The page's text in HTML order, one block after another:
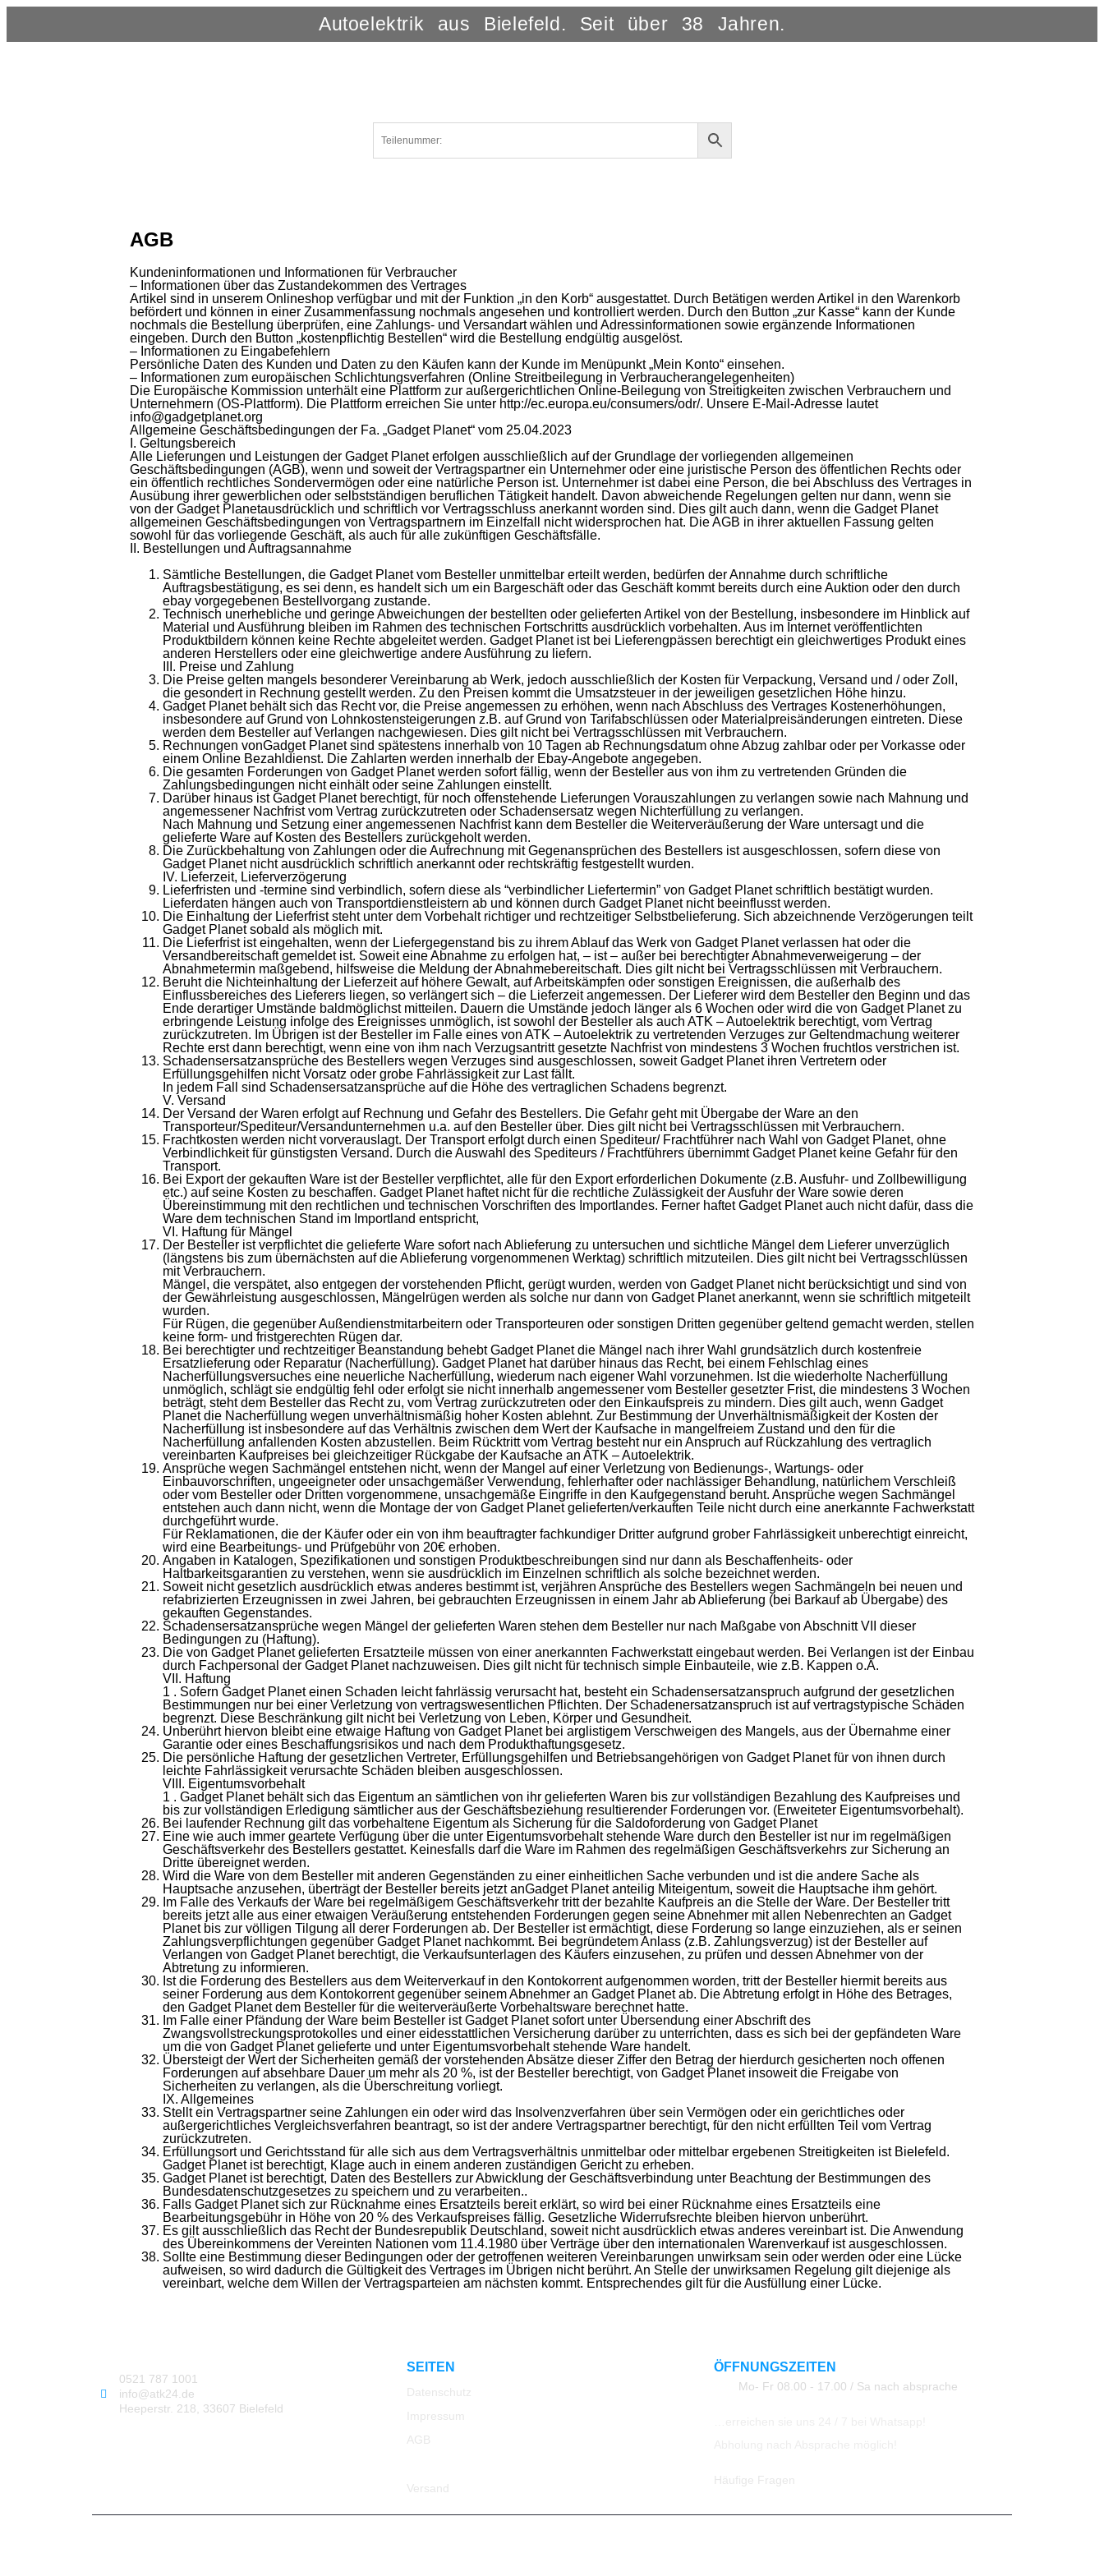
Autoelektrik aus Bielefeld. Seit über 38 Jahren.
AGB
Kundeninformationen und Informationen für Verbraucher
– Informationen über das Zustandekommen des Vertrages
Artikel sind in unserem Onlineshop verfügbar und mit der Funktion „in den Korb“ ausgestattet. Durch Betätigen werden Artikel in den Warenkorb
befördert und können in einer Zusammenfassung nochmals angesehen und kontrolliert werden. Durch den Button „zur Kasse“ kann der Kunde
nochmals die Bestellung überprüfen, eine Zahlungs- und Versandart wählen und Adressinformationen sowie ergänzende Informationen
eingeben. Durch den Button „kostenpflichtig Bestellen“ wird die Bestellung endgültig ausgelöst.
– Informationen zu Eingabefehlern
Persönliche Daten des Kunden und Daten zu den Käufen kann der Kunde im Menüpunkt „Mein Konto“ einsehen.
– Informationen zum europäischen Schlichtungsverfahren (Online Streitbeilegung in Verbraucherangelegenheiten)
Die Europäische Kommission unterhält eine Plattform zur außergerichtlichen Online-Beilegung von Streitigkeiten zwischen Verbrauchern und
Unternehmern (OS-Plattform). Die Plattform erreichen Sie unter http://ec.europa.eu/consumers/odr/. Unsere E-Mail-Adresse lautet
info@gadgetplanet.org
Allgemeine Geschäftsbedingungen der Fa. „Gadget Planet“ vom 25.04.2023
I. Geltungsbereich
Alle Lieferungen und Leistungen der Gadget Planet erfolgen ausschließlich auf der Grundlage der vorliegenden allgemeinen
Geschäftsbedingungen (AGB), wenn und soweit der Vertragspartner ein Unternehmer oder eine juristische Person des öffentlichen Rechts oder
ein öffentlich rechtliches Sondervermögen oder eine natürliche Person ist. Unternehmer ist dabei eine Person, die bei Abschluss des Vertrages in
Ausübung ihrer gewerblichen oder selbstständigen beruflichen Tätigkeit handelt. Davon abweichende Regelungen gelten nur dann, wenn sie
von der Gadget Planetausdrücklich und schriftlich vor Vertragsschluss anerkannt worden sind. Dies gilt auch dann, wenn die Gadget Planet
allgemeinen Geschäftsbedingungen von Vertragspartnern im Einzelfall nicht widersprochen hat. Die AGB in ihrer aktuellen Fassung gelten
sowohl für das vorliegende Geschäft, als auch für alle zukünftigen Geschäftsfälle.
II. Bestellungen und Auftragsannahme
Sämtliche Bestellungen, die Gadget Planet vom Besteller unmittelbar erteilt werden, bedürfen der Annahme durch schriftliche
Auftragsbestätigung, es sei denn, es handelt sich um ein Bargeschäft oder das Geschäft kommt bereits durch eine Auktion oder den durch
ebay vorgegebenen Bestellvorgang zustande.
Technisch unerhebliche und geringe Abweichungen der bestellten oder gelieferten Artikel von der Bestellung, insbesondere im Hinblick auf
Material und Ausführung bleiben im Rahmen des technischen Fortschritts ausdrücklich vorbehalten. Aus im Internet veröffentlichten
Produktbildern können keine Rechte abgeleitet werden. Gadget Planet ist bei Lieferengpässen berechtigt ein gleichwertiges Produkt eines
anderen Herstellers oder eine gleichwertige andere Ausführung zu liefern.
III. Preise und Zahlung
Die Preise gelten mangels besonderer Vereinbarung ab Werk, jedoch ausschließlich der Kosten für Verpackung, Versand und / oder Zoll,
die gesondert in Rechnung gestellt werden. Zu den Preisen kommt die Umsatzsteuer in der jeweiligen gesetzlichen Höhe hinzu.
Gadget Planet behält sich das Recht vor, die Preise angemessen zu erhöhen, wenn nach Abschluss des Vertrages Kostenerhöhungen,
insbesondere auf Grund von Lohnkostensteigerungen z.B. auf Grund von Tarifabschlüssen oder Materialpreisänderungen eintreten. Diese
werden dem Besteller auf Verlangen nachgewiesen. Dies gilt nicht bei Vertragsschlüssen mit Verbrauchern.
Rechnungen vonGadget Planet sind spätestens innerhalb von 10 Tagen ab Rechnungsdatum ohne Abzug zahlbar oder per Vorkasse oder
einem Online Bezahldienst. Die Zahlarten werden innerhalb der Ebay-Angebote angegeben.
Die gesamten Forderungen von Gadget Planet werden sofort fällig, wenn der Besteller aus von ihm zu vertretenden Gründen die
Zahlungsbedingungen nicht einhält oder seine Zahlungen einstellt.
Darüber hinaus ist Gadget Planet berechtigt, für noch offenstehende Lieferungen Vorauszahlungen zu verlangen sowie nach Mahnung und
angemessener Nachfrist vom Vertrag zurückzutreten oder Schadensersatz wegen Nichterfüllung zu verlangen.
Nach Mahnung und Setzung einer angemessenen Nachfrist kann dem Besteller die Weiterveräußerung der Ware untersagt und die
gelieferte Ware auf Kosten des Bestellers zurückgeholt werden.
Die Zurückbehaltung von Zahlungen oder die Aufrechnung mit Gegenansprüchen des Bestellers ist ausgeschlossen, sofern diese von
Gadget Planet nicht ausdrücklich schriftlich anerkannt oder rechtskräftig festgestellt wurden.
IV. Lieferzeit, Lieferverzögerung
Lieferfristen und -termine sind verbindlich, sofern diese als “verbindlicher Liefertermin” von Gadget Planet schriftlich bestätigt wurden.
Lieferdaten hängen auch von Transportdienstleistern ab und können durch Gadget Planet nicht beeinflusst werden.
Die Einhaltung der Lieferfrist steht unter dem Vorbehalt richtiger und rechtzeitiger Selbstbelieferung. Sich abzeichnende Verzögerungen teilt
Gadget Planet sobald als möglich mit.
Die Lieferfrist ist eingehalten, wenn der Liefergegenstand bis zu ihrem Ablauf das Werk von Gadget Planet verlassen hat oder die
Versandbereitschaft gemeldet ist. Soweit eine Abnahme zu erfolgen hat, – ist – außer bei berechtigter Abnahmeverweigerung – der
Abnahmetermin maßgebend, hilfsweise die Meldung der Abnahmebereitschaft. Dies gilt nicht bei Vertragsschlüssen mit Verbrauchern.
Beruht die Nichteinhaltung der Lieferzeit auf höhere Gewalt, auf Arbeitskämpfen oder sonstigen Ereignissen, die außerhalb des
Einflussbereiches des Lieferers liegen, so verlängert sich – die Lieferzeit angemessen. Der Lieferer wird dem Besteller den Beginn und das
Ende derartiger Umstände baldmöglichst mitteilen. Dauern die Umstände jedoch länger als 6 Wochen oder wird die von Gadget Planet zu
erbringende Leistung infolge des Ereignisses unmöglich, ist sowohl der Besteller als auch ATK – Autoelektrik berechtigt, vom Vertrag
zurückzutreten. Im Übrigen ist der Besteller im Falle eines von ATK – Autoelektrik zu vertretenden Verzuges zur Geltendmachung weiterer
Rechte erst dann berechtigt, wenn eine von ihm nach Verzugsantritt gesetzte Nachfrist von mindestens 3 Wochen fruchtlos verstrichen ist.
Schadensersatzansprüche des Bestellers wegen Verzuges sind ausgeschlossen, soweit Gadget Planet ihren Vertretern oder
Erfüllungsgehilfen nicht Vorsatz oder grobe Fahrlässigkeit zur Last fällt.
In jedem Fall sind Schadensersatzansprüche auf die Höhe des vertraglichen Schadens begrenzt.
V. Versand
Der Versand der Waren erfolgt auf Rechnung und Gefahr des Bestellers. Die Gefahr geht mit Übergabe der Ware an den
Transporteur/Spediteur/Versandunternehmen u.a. auf den Besteller über. Dies gilt nicht bei Vertragsschlüssen mit Verbrauchern.
Frachtkosten werden nicht vorverauslagt. Der Transport erfolgt durch einen Spediteur/ Frachtführer nach Wahl von Gadget Planet, ohne
Verbindlichkeit für günstigsten Versand. Durch die Auswahl des Spediteurs / Frachtführers übernimmt Gadget Planet keine Gefahr für den
Transport.
Bei Export der gekauften Ware ist der Besteller verpflichtet, alle für den Export erforderlichen Dokumente (z.B. Ausfuhr- und Zollbewilligung
etc.) auf seine Kosten zu beschaffen. Gadget Planet haftet nicht für die rechtliche Zulässigkeit der Ausfuhr der Ware sowie deren
Übereinstimmung mit den rechtlichen und technischen Vorschriften des Importlandes. Ferner haftet Gadget Planet auch nicht dafür, dass die
Ware dem technischen Stand im Importland entspricht,
VI. Haftung für Mängel
Der Besteller ist verpflichtet die gelieferte Ware sofort nach Ablieferung zu untersuchen und sichtliche Mängel dem Lieferer unverzüglich
(längstens bis zum übernächsten auf die Ablieferung vorgenommenen Werktag) schriftlich mitzuteilen. Dies gilt nicht bei Vertragsschlüssen
mit Verbrauchern.
Mängel, die verspätet, also entgegen der vorstehenden Pflicht, gerügt wurden, werden von Gadget Planet nicht berücksichtigt und sind von
der Gewährleistung ausgeschlossen, Mängelrügen werden als solche nur dann von Gadget Planet anerkannt, wenn sie schriftlich mitgeteilt
wurden.
Für Rügen, die gegenüber Außendienstmitarbeitern oder Transporteuren oder sonstigen Dritten gegenüber geltend gemacht werden, stellen
keine form- und fristgerechten Rügen dar.
Bei berechtigter und rechtzeitiger Beanstandung behebt Gadget Planet die Mängel nach ihrer Wahl grundsätzlich durch kostenfreie
Ersatzlieferung oder Reparatur (Nacherfüllung). Gadget Planet hat darüber hinaus das Recht, bei einem Fehlschlag eines
Nacherfüllungsversuches eine neuerliche Nacherfüllung, wiederum nach eigener Wahl vorzunehmen. Ist die wiederholte Nacherfüllung
unmöglich, schlägt sie endgültig fehl oder erfolgt sie nicht innerhalb angemessener vom Besteller gesetzter Frist, die mindestens 3 Wochen
beträgt, steht dem Besteller das Recht zu, vom Vertrag zurückzutreten oder den Einkaufspreis zu mindern. Dies gilt auch, wenn Gadget
Planet die Nacherfüllung wegen unverhältnismäßig hoher Kosten ablehnt. Zur Bestimmung der Unverhältnismäßigkeit der Kosten der
Nacherfüllung ist insbesondere auf das Verhältnis zwischen dem Wert der Kaufsache in mangelfreiem Zustand und den für die
Nacherfüllung anfallenden Kosten abzustellen. Beim Rücktritt vom Vertrag besteht nur ein Anspruch auf Rückzahlung des vertraglich
vereinbarten Kaufpreises bei gleichzeitiger Rückgabe der Kaufsache an ATK – Autoelektrik.
Ansprüche wegen Sachmängel entstehen nicht, wenn der Mangel auf einer Verletzung von Bedienungs-, Wartungs- oder
Einbauvorschriften, ungeeigneter oder unsachgemäßer Verwendung, fehlerhafter oder nachlässiger Behandlung, natürlichem Verschleiß
oder vom Besteller oder Dritten vorgenommene, unsachgemäße Eingriffe in den Kaufgegenstand beruht. Ansprüche wegen Sachmängel
entstehen auch dann nicht, wenn die Montage der von Gadget Planet gelieferten/verkauften Teile nicht durch eine anerkannte Fachwerkstatt
durchgeführt wurde.
Für Reklamationen, die der Käufer oder ein von ihm beauftragter fachkundiger Dritter aufgrund grober Fahrlässigkeit unberechtigt einreicht,
wird eine Bearbeitungs- und Prüfgebühr von 20€ erhoben.
Angaben in Katalogen, Spezifikationen und sonstigen Produktbeschreibungen sind nur dann als Beschaffenheits- oder
Haltbarkeitsgarantien zu verstehen, wenn sie ausdrücklich im Einzelnen schriftlich als solche bezeichnet werden.
Soweit nicht gesetzlich ausdrücklich etwas anderes bestimmt ist, verjähren Ansprüche des Bestellers wegen Sachmängeln bei neuen und
refabrizierten Erzeugnissen in zwei Jahren, bei gebrauchten Erzeugnissen in einem Jahr ab Ablieferung (bei Barkauf ab Übergabe) des
gekauften Gegenstandes.
Schadensersatzansprüche wegen Mängel der gelieferten Waren stehen dem Besteller nur nach Maßgabe von Abschnitt VII dieser
Bedingungen zu (Haftung).
Die von Gadget Planet gelieferten Ersatzteile müssen von einer anerkannten Fachwerkstatt eingebaut werden. Bei Verlangen ist der Einbau
durch Fachpersonal der Gadget Planet nachzuweisen. Dies gilt nicht für technisch simple Einbauteile, wie z.B. Kappen o.Ä.
VII. Haftung
1 . Sofern Gadget Planet einen Schaden leicht fahrlässig verursacht hat, besteht ein Schadensersatzanspruch aufgrund der gesetzlichen
Bestimmungen nur bei einer Verletzung von vertragswesentlichen Pflichten. Der Schadenersatzanspruch ist auf vertragstypische Schäden
begrenzt. Diese Beschränkung gilt nicht bei Verletzung von Leben, Körper und Gesundheit.
Unberührt hiervon bleibt eine etwaige Haftung von Gadget Planet bei arglistigem Verschweigen des Mangels, aus der Übernahme einer
Garantie oder eines Beschaffungsrisikos und nach dem Produkthaftungsgesetz.
Die persönliche Haftung der gesetzlichen Vertreter, Erfüllungsgehilfen und Betriebsangehörigen von Gadget Planet für von ihnen durch
leichte Fahrlässigkeit verursachte Schäden bleiben ausgeschlossen.
VIII. Eigentumsvorbehalt
1 . Gadget Planet behält sich das Eigentum an sämtlichen von ihr gelieferten Waren bis zur vollständigen Bezahlung des Kaufpreises und
bis zur vollständigen Erledigung sämtlicher aus der Geschäftsbeziehung resultierender Forderungen vor. (Erweiteter Eigentumsvorbehalt).
Bei laufender Rechnung gilt das vorbehaltene Eigentum als Sicherung für die Saldoforderung von Gadget Planet
Eine wie auch immer geartete Verfügung über die unter Eigentumsvorbehalt stehende Ware durch den Besteller ist nur im regelmäßigen
Geschäftsverkehr des Bestellers gestattet. Keinesfalls darf die Ware im Rahmen des regelmäßigen Geschäftsverkehrs zur Sicherung an
Dritte übereignet werden.
Wird die Ware von dem Besteller mit anderen Gegenständen zu einer einheitlichen Sache verbunden und ist die andere Sache als
Hauptsache anzusehen, überträgt der Besteller bereits jetzt anGadget Planet anteilig Miteigentum, soweit die Hauptsache ihm gehört.
Im Falle des Verkaufs der Ware bei regelmäßigem Geschäftsverkehr tritt der bezahlte Kaufpreis an die Stelle der Ware. Der Besteller tritt
bereits jetzt alle aus einer etwaigen Veräußerung entstehenden Forderungen gegen seine Abnehmer mit allen Nebenrechten an Gadget
Planet bis zur völligen Tilgung all derer Forderungen ab. Der Besteller ist ermächtigt, diese Forderung so lange einzuziehen, als er seinen
Zahlungsverpflichtungen gegenüber Gadget Planet nachkommt. Bei begründetem Anlass (z.B. Zahlungsverzug) ist der Besteller auf
Verlangen von Gadget Planet berechtigt, die Verkaufsunterlagen des Käufers einzusehen, zu prüfen und dessen Abnehmer von der
Abtretung zu informieren.
Ist die Forderung des Bestellers aus dem Weiterverkauf in den Kontokorrent aufgenommen worden, tritt der Besteller hiermit bereits aus
seiner Forderung aus dem Kontokorrent gegenüber seinem Abnehmer an Gadget Planet ab. Die Abtretung erfolgt in Höhe des Betrages,
den Gadget Planet dem Besteller für die weiterveräußerte Vorbehaltsware berechnet hatte.
Im Falle einer Pfändung der Ware beim Besteller ist Gadget Planet sofort unter Übersendung einer Abschrift des
Zwangsvollstreckungsprotokolles und einer eidesstattlichen Versicherung darüber zu unterrichten, dass es sich bei der gepfändeten Ware
um die von Gadget Planet gelieferte und unter Eigentumsvorbehalt stehende Ware handelt.
Übersteigt der Wert der Sicherheiten gemäß der vorstehenden Absätze dieser Ziffer den Betrag der hierdurch gesicherten noch offenen
Forderungen auf absehbare Dauer um mehr als 20 %, ist der Besteller berechtigt, von Gadget Planet insoweit die Freigabe von
Sicherheiten zu verlangen, als die Überschreitung vorliegt.
IX. Allgemeines
Stellt ein Vertragspartner seine Zahlungen ein oder wird das Insolvenzverfahren über sein Vermögen oder ein gerichtliches oder
außergerichtliches Vergleichsverfahren beantragt, so ist der andere Vertragspartner berechtigt, für den nicht erfüllten Teil vom Vertrag
zurückzutreten.
Erfüllungsort und Gerichtsstand für alle sich aus dem Vertragsverhältnis unmittelbar oder mittelbar ergebenen Streitigkeiten ist Bielefeld.
Gadget Planet ist berechtigt, Klage auch in einem anderen zuständigen Gericht zu erheben.
Gadget Planet ist berechtigt, Daten des Bestellers zur Abwicklung der Geschäftsverbindung unter Beachtung der Bestimmungen des
Bundesdatenschutzgesetzes zu speichern und zu verarbeiten..
Falls Gadget Planet sich zur Rücknahme eines Ersatzteils bereit erklärt, so wird bei einer Rücknahme eines Ersatzteils eine
Bearbeitungsgebühr in Höhe von 20 % des Verkaufspreises fällig. Gesetzliche Widerrufsrechte bleiben hiervon unberührt.
Es gilt ausschließlich das Recht der Bundesrepublik Deutschland, soweit nicht ausdrücklich etwas anderes vereinbart ist. Die Anwendung
des Übereinkommens der Vereinten Nationen vom 11.4.1980 über Verträge über den internationalen Warenverkauf ist ausgeschlossen.
Sollte eine Bestimmung dieser Bedingungen oder der getroffenen weiteren Vereinbarungen unwirksam sein oder werden oder eine Lücke
aufweisen, so wird dadurch die Gültigkeit des Vertrages im Übrigen nicht berührt. An Stelle der unwirksamen Regelung gilt diejenige als
vereinbart, welche dem Willen der Vertragsparteien am nächsten kommt. Entsprechendes gilt für die Ausfüllung einer Lücke.
0521 787 1001
info@atk24.de
Heeperstr. 218, 33607 Bielefeld
SEITEN
Datenschutz
Impressum
AGB
Versand
ÖFFNUNGSZEITEN
Mo- Fr 08.00 - 17.00 / Sa nach absprache
Häufige Fragen